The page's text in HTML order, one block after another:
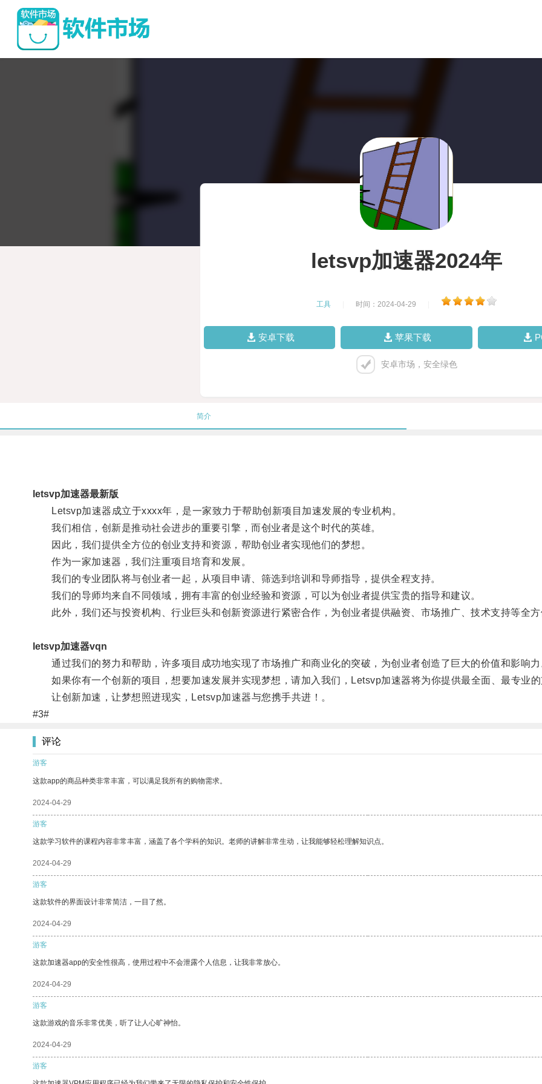
letsvp加速器2024年
工具 时间：2024-04-29
安卓下载 苹果下载
安卓市场，安全绿色
简介
letsvp加速器最新版
Letsvp加速器成立于xxxx年，是一家致力于帮助创新项目加速发展的专业机构。
我们相信，创新是推动社会进步的重要引擎，而创业者是这个时代的英雄。
因此，我们提供全方位的创业支持和资源，帮助创业者实现他们的梦想。
作为一家加速器，我们注重项目培育和发展。
我们的专业团队将与创业者一起，从项目申请、筛选到培训和导师指导，提供全程支持。
我们的导师均来自不同领域，拥有丰富的创业经验和资源，可以为创业者提供宝贵的指导和建议。
此外，我们还与投资机构、行业巨头和创新资源进行紧密合作，为创业者提供融资、市场推广、技术支持等全方
letsvp加速器vqn
通过我们的努力和帮助，许多项目成功地实现了市场推广和商业化的突破，为创业者创造了巨大的价值和影响力
如果你有一个创新的项目，想要加速发展并实现梦想，请加入我们，Letsvp加速器将为你提供最全面、最专业的
让创新加速，让梦想照进现实，Letsvp加速器与您携手共进！。
#3#
评论
游客
这款app的商品种类非常丰富，可以满足我所有的购物需求。
2024-04-29
游客
这款学习软件的课程内容非常丰富，涵盖了各个学科的知识。老师的讲解非常生动，让我能够轻松理解知识点。
2024-04-29
游客
这款软件的界面设计非常简洁，一目了然。
2024-04-29
游客
这款加速器app的安全性很高，使用过程中不会泄露个人信息，让我非常放心。
2024-04-29
游客
这款游戏的音乐非常优美，听了让人心旷神怡。
2024-04-29
游客